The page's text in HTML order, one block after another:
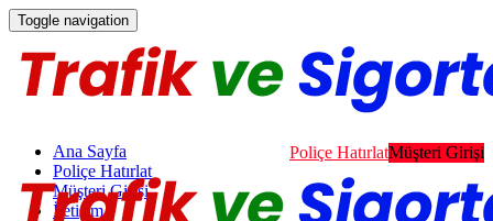
Toggle navigation
Ana Sayfa
Poliçe Hatırlat
Müşteri Girişi
İletişim
Müşteri Girişi
Poliçe Hatırlat